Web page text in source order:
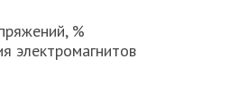
%
электромагнитов